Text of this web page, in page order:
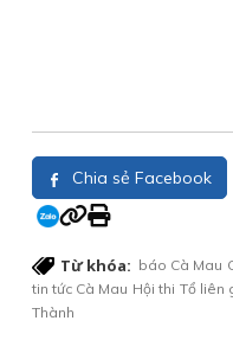
Chia sẻ Facebook
Từ khóa: báo Cà Mau
tin tức Cà Mau Hội thi Tổ liên
Thành